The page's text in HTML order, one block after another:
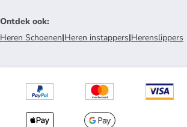
Ontdek ook:
Heren Schoenen|Heren instappers|Herenslippers